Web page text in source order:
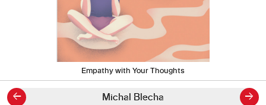
Michal Blecha
← →
Empathy with Your Thoughts